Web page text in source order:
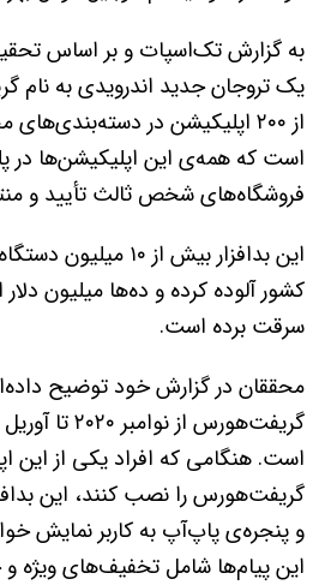
به‌ گزارش تک‌اسپات و بر اساس
یک تروجان جدید اندرویدی به‌
از ۲۰۰ اپلیکیشن در
است که همه‌ی این اپلیکیشن‌ها در
فروشگاه‌های شخص‌ ثالث تأیید و
کشور آلوده کرده و ده‌ها میلیون دلار
سرقت برده است.
محققان در گزارش خود توضیح
است. هنگامی که افراد یکی از این
گریفت‌هورس را نصب کنند، این
و پنجره‌ی پاپ‌آپ به کاربر نمایش
این پیام‌ها شامل تخفیف‌های ویژه